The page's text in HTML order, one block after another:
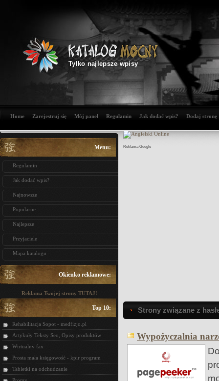
Tylko najlepsze wpisy
Home Zarejestruj się Mój panel Regulamin Jak dodać wpis? Dodaj stronę
Menu:
Regulamin
Jak dodać wpis?
Najnowsze
Popularne
Najlepsze
Przyjaciele
Mapa katalogu
Okienko reklamowe:
Reklama Twojej strony TUTAJ!
Top 10:
Rehabilitacja Sopot - medfizjo.pl
Artykuły Teksty Seo, Opisy produktów
Wirtualny fax
Prosta mała księgowość - kpir program
Tabletki na odchudzanie
Reklama Google
Strony związane z
Wypożyczalnia